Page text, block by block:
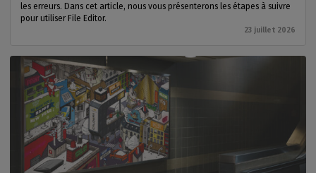
les erreurs. Dans cet article, nous vous présenterons les étapes à suivre
pour utiliser File Editor.
23 juillet 2026